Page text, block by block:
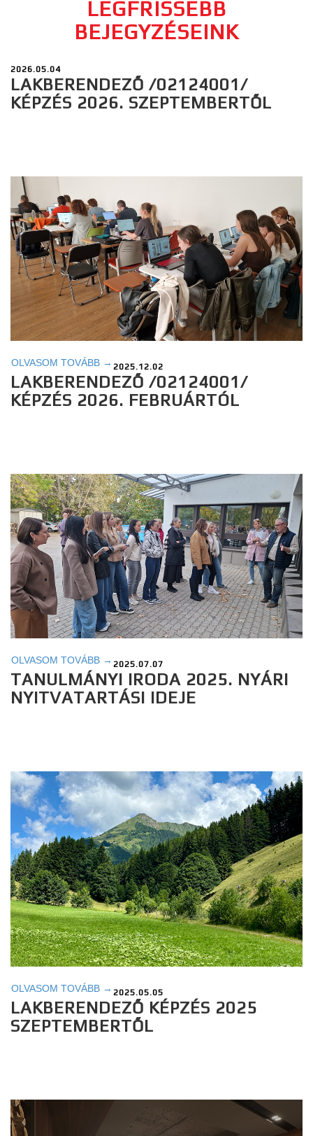
LEGFRISSEBB
BEJEGYZÉSEINK
2026.05.04
LAKBERENDEZŐ /02124001/
KÉPZÉS 2026. SZEPTEMBERTŐL
OLVASOM TOVÁBB → 2025.12.02
LAKBERENDEZŐ /02124001/
KÉPZÉS 2026. FEBRUÁRTÓL
OLVASOM TOVÁBB → 2025.07.07
TANULMÁNYI IRODA 2025. NYÁRI
NYITVATARTÁSI IDEJE
OLVASOM TOVÁBB → 2025.05.05
LAKBERENDEZŐ KÉPZÉS 2025
SZEPTEMBERTŐL